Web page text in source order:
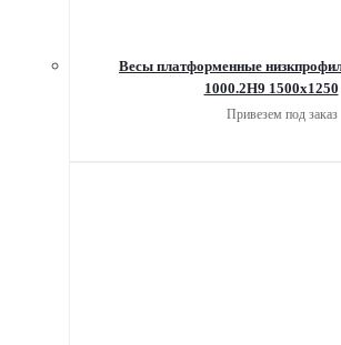
Весы платформенные
1000.2Н9 1500х1250
Привезем под заказ